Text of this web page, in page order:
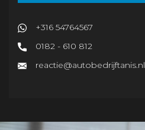
+316 54764567
0182 - 610 812
reactie@autobedrijftanis.nl